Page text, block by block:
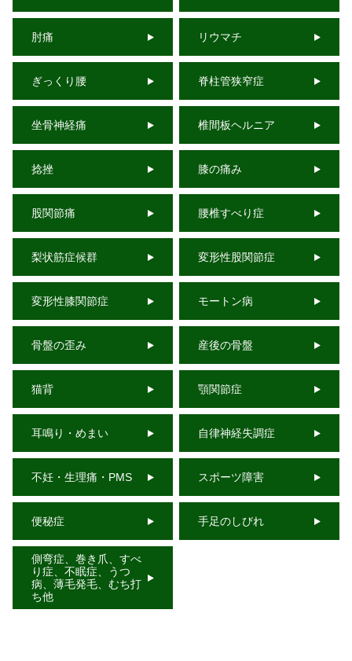
肘痛 リウマチ
ぎっくり腰 脊柱管狭窄症
坐骨神経痛 椎間板ヘルニア
捻挫 膝の痛み
股関節痛 腰椎すべり症
梨状筋症候群 変形性股関節症
変形性膝関節症 モートン病
骨盤の歪み 産後の骨盤
猫背 顎関節症
耳鳴り・めまい 自律神経失調症
不妊・生理痛・PMS スポーツ障害
便秘症 手足のしびれ
側弯症、巻き爪、すべ
り症、不眠症、うつ
病、薄毛発毛、むち打
ち他